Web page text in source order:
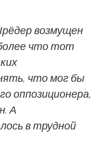
возмущен
что тот
что мог бы
оппозиционера,
А
в трудной